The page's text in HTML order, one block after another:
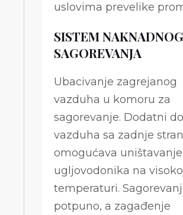
uslovima prevelike
SISTEM NAKNADNOG
SAGOREVANJA
Ubacivanje zagrejanog
vazduha u komoru za
sagorevanje. Dodatni
vazduha sa zadnje
omogućava uništavanje
ugljovodonika na
temperaturi.
potpuno, a zagađenje